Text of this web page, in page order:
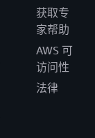
获取专
家帮助
AWS 可
访问性
法律